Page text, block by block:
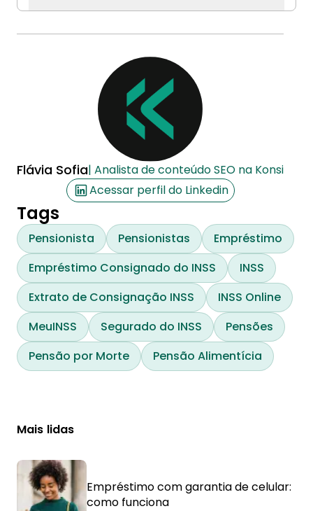
Flávia Sofia| Analista de conteúdo SEO na Konsi
Acessar perfil do Linkedin
Tags
Pensionista Pensionistas
Empréstimo
Empréstimo Consignado do INSS
INSS
Extrato de Consignação INSS
INSS Online
MeuINSS
Segurado do INSS
Pensões
Pensão por Morte
Pensão Alimentícia
Mais lidas
Empréstimo com garantia de celular:
como funciona